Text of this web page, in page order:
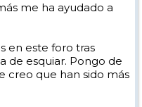
me ha ayudado a
en este foro tras
de esquiar. Pongo de
creo que han sido más